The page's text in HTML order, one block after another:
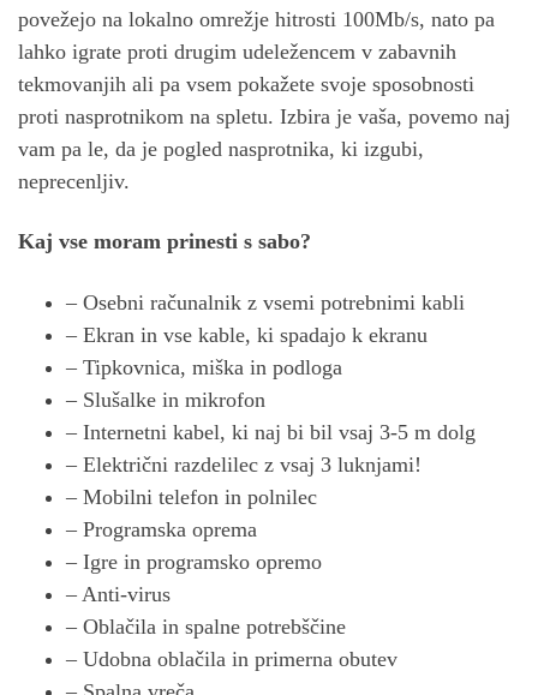
povežejo na lokalno omrežje hitrosti 100Mb/s, nato pa
lahko igrate proti drugim udeležencem v zabavnih
tekmovanjih ali pa vsem pokažete svoje sposobnosti
proti nasprotnikom na spletu. Izbira je vaša, povemo naj
vam pa le, da je pogled nasprotnika, ki izgubi,
neprecenljiv.
Kaj vse moram prinesti s sabo?
– Osebni računalnik z vsemi potrebnimi kabli
– Ekran in vse kable, ki spadajo k ekranu
– Tipkovnica, miška in podloga
– Slušalke in mikrofon
– Internetni kabel, ki naj bi bil vsaj 3-5 m dolg
– Električni razdelilec z vsaj 3 luknjami!
– Mobilni telefon in polnilec
– Programska oprema
– Igre in programsko opremo
– Anti-virus
– Oblačila in spalne potrebščine
– Udobna oblačila in primerna obutev